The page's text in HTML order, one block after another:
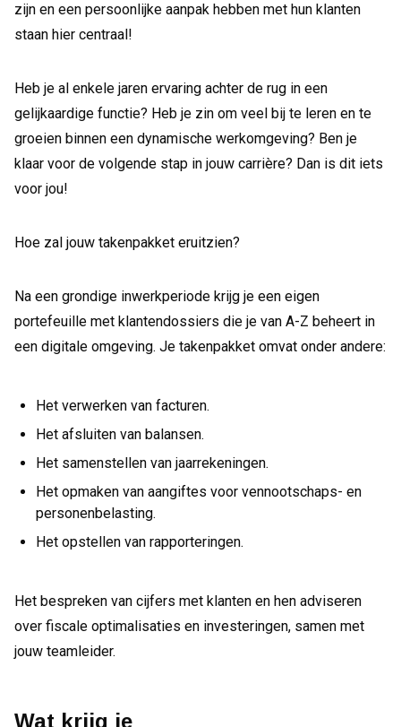
zijn en een persoonlijke aanpak hebben met hun klanten
staan hier centraal!
Heb je al enkele jaren ervaring achter de rug in een
gelijkaardige functie? Heb je zin om veel bij te leren en te
groeien binnen een dynamische werkomgeving? Ben je
klaar voor de volgende stap in jouw carrière? Dan is dit iets
voor jou!
Hoe zal jouw takenpakket eruitzien?
Na een grondige inwerkperiode krijg je een eigen
portefeuille met klantendossiers die je van A-Z beheert in
een digitale omgeving. Je takenpakket omvat onder andere:
Het verwerken van facturen.
Het afsluiten van balansen.
Het samenstellen van jaarrekeningen.
Het opmaken van aangiftes voor vennootschaps- en
personenbelasting.
Het opstellen van rapporteringen.
Het bespreken van cijfers met klanten en hen adviseren
over fiscale optimalisaties en investeringen, samen met
jouw teamleider.
Wat krijg je